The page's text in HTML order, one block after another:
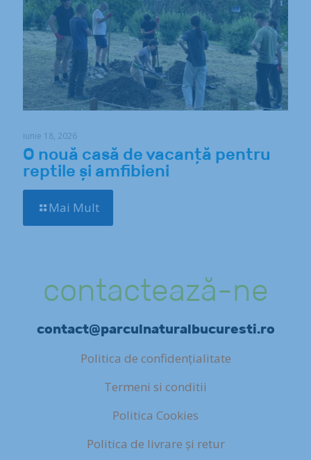
iunie 18, 2026
O nouă casă de vacanță pentru
reptile și amfibieni
Mai Mult
contactează-ne
contact@parculnaturalbucuresti.ro
Politica de confidențialitate
Termeni si conditii
Politica Cookies
Politica de livrare și retur